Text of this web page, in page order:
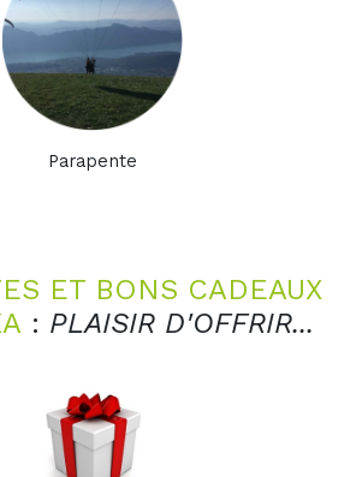
Parapente
ET BONS CADEAUX
: PLAISIR D'OFFRIR...